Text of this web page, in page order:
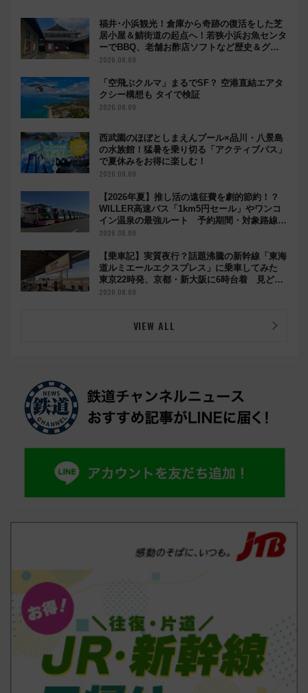
福井･小浜観光！倉庫から奇跡の復活をした芝
居小屋＆鯖街道の起点へ！若狭小浜お魚センタ
ーでBBQ、老舗お酢店ソフトなど歴史＆グル
メ散歩
2026.08.09
「空飛ぶクルマ」まるでSF？ 空港直結エアタ
クシー構想も タイで検証
2026.08.09
西武園のほぼとしまえんプール×品川・八景島
の水族館！猛暑を乗り切る「アクティブパス」
で夏休みをお得に楽しむ！
2026.08.09
【2026年夏】推し活の遠征費を劇的節約！？
WILLER高速バス「1km5円セール」やワンコ
イン温泉の最強ルート 予約期間・対象路線ま
とめ
2026.08.09
【乗車記】実質夜行？話題沸騰の新幹線「東海
道ルミエールエクスプレス」に乗車してみた
東京22時発、京都・新大阪に6時台着 見どこ
ろは岐阜羽島の素晴らし過ぎる朝
2026.08.09
VIEW ALL